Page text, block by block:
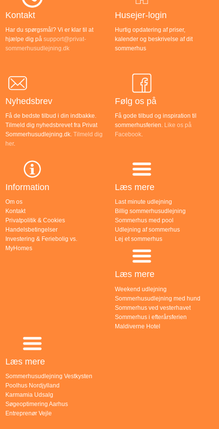
Kontakt
Har du spørgsmål? Vi er klar til at
hjælpe dig på support@privat-
sommerhusudlejning.dk
Husejer-login
Hurtig opdatering af priser,
kalender og beskrivelse af dit
sommerhus
Nyhedsbrev
Få de bedste tilbud i din indbakke.
Tilmeld dig nyhedsbrevet fra Privat
Sommerhusudlejning.dk.Tilmeld dig
her.
Følg os på
Få gode tilbud og inspiration til
sommerhusferien. Like os på
Facebook.
Information
Om os
Kontakt
Privatpolitik & Cookies
Handelsbetingelser
Investering & Feriebolig vs.
MyHomes
Læs mere
Last minute udlejning
Billig sommerhusudlejning
Sommerhus med pool
Udlejning af sommerhus
Lej et sommerhus
Læs mere
Weekend udlejning
Sommerhusudlejning med hund
Sommerhus ved vesterhavet
Sommerhus i efterårsferien
Maldiverne Hotel
Læs mere
Sommerhusudlejning Vestkysten
Poolhus Nordjylland
Karmamia Udsalg
Søgeoptimering Aarhus
Entreprenør Vejle